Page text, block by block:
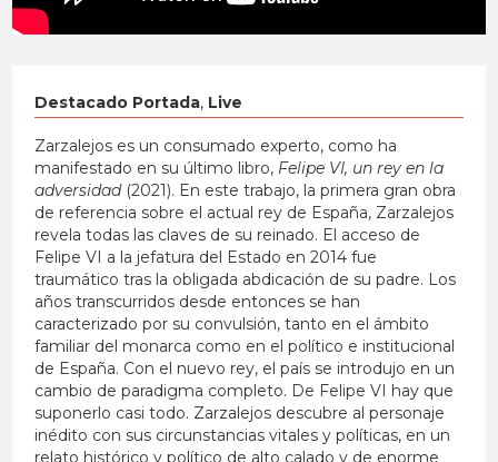
Destacado Portada, Live
Zarzalejos es un consumado experto, como ha
manifestado en su último libro, Felipe VI, un rey en la
adversidad(2021). En este trabajo, la primera gran obra
de referencia sobre el actual rey de España, Zarzalejos
revela todas las claves de su reinado. El acceso de
Felipe VI a la jefatura del Estado en 2014 fue
traumático tras la obligada abdicación de su padre. Los
años transcurridos desde entonces se han
caracterizado por su convulsión, tanto en el ámbito
familiar del monarca como en el político e institucional
de España. Con el nuevo rey, el país se introdujo en un
cambio de paradigma completo. De Felipe VI hay que
suponerlo casi todo. Zarzalejos descubre al personaje
inédito con sus circunstancias vitales y políticas, en un
relato histórico y político de alto calado y de enorme